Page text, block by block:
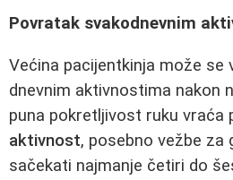
Povratak svakodnevnim
Većina pacijentkinja može se
dnevnim aktivnostima nakon
puna pokretljivost ruku vraća
aktivnost, posebno vežbe za
sačekati najmanje četiri do